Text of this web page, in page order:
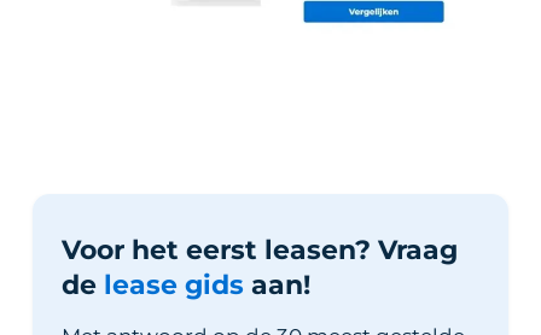
Voor het eerst leasen? Vraag
de lease gids aan!